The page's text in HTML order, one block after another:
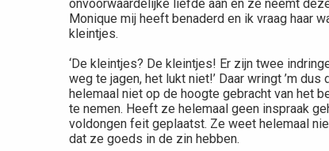
onvoorwaardelijke liefde aan en ze neemt
Monique mij heeft benaderd en ik vraag haar
kleintjes.
‘De kleintjes? De kleintjes! Er zijn twee
weg te jagen, het lukt niet!’ Daar wringt ’m
helemaal niet op de hoogte gebracht van het
te nemen. Heeft ze helemaal geen inspraak
voldongen feit geplaatst. Ze weet helemaal
dat ze goeds in de zin hebben.